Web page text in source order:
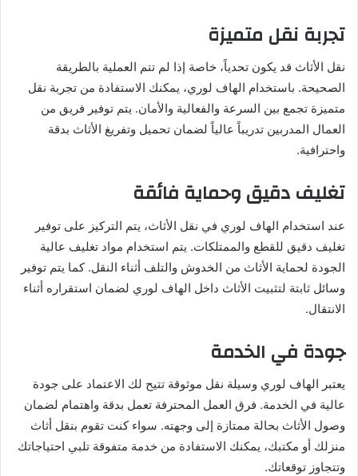
تجربة نقل متميزة
نقل الأثاث قد يكون تحدياً، خاصة إذا لم تتم العملية بالطريقة
الصحيحة. باستخدام الهاف لوري، يمكنك الاستفادة من تجربة نقل
متميزة تجمع بين السرعة والفعالية والأمان. يتم توفير فريق من
العمال المدربين تدريباً عالياً لضمان تحميل وتفريغ الأثاث بدقة
واحترافية.
تغليف دقيق وحماية فائقة
عند استخدام الهاف لوري في نقل الأثاث، يتم التركيز على توفير
تغليف دقيق للقطع والممتلكات. يتم استخدام مواد تغليف عالية
الجودة لحماية الأثاث من الخدوش والتلف أثناء النقل. كما يتم توفير
وسائل ثابتة لتثبيت الأثاث داخل الهاف لوري لضمان استقراره أثناء
الانتقال.
جودة في الخدمة
يعتبر الهاف لوري وسيلة نقل موثوقة تتيح لك الاعتماد على جودة
عالية في الخدمة. فرق العمل المحترفة تعمل بدقة واهتمام لضمان
وصول الأثاث بحالة ممتازة إلى وجهته. سواء كنت تقوم بنقل أثاث
منزلك أو مكتبك، يمكنك الاستفادة من خدمة متفوقة تلبي احتياجاتك
وتتجاوز توقعاتك.